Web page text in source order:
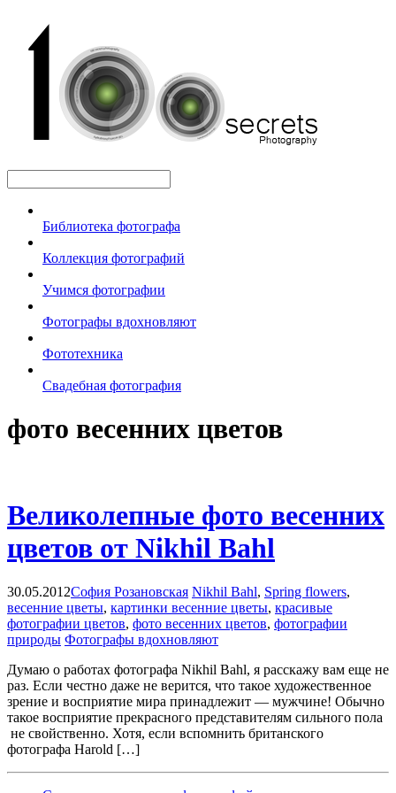
Библиотека фотографа
Коллекция фотографий
Учимся фотографии
Фотографы вдохновляют
Фототехника
Свадебная фотография
фото весенних цветов
Великолепные фото весенних
цветов от Nikhil Bahl
30.05.2012София Розановская Nikhil Bahl, Spring flowers,
весенние цветы, картинки весенние цветы, красивые
фотографии цветов, фото весенних цветов, фотографии
природы Фотографы вдохновляют
Думаю о работах фотографа Nikhil Bahl, я расскажу вам еще не
раз. Если честно даже не верится, что такое художественное
зрение и восприятие мира принадлежит — мужчине! Обычно
такое восприятие прекрасного представителям сильного пола
не свойственно. Хотя, если вспомнить британского
фотографа Harold […]